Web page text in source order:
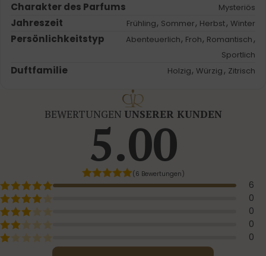
Charakter des Parfums Mysteriös
Jahreszeit Frühling, Sommer, Herbst, Winter
Persönlichkeitstyp Abenteuerlich, Froh, Romantisch ,
Sportlich
Duftfamilie Holzig, Würzig , Zitrisch
BEWERTUNGEN UNSERER KUNDEN
5.00
(6 Bewertungen)
6
0
0
0
0